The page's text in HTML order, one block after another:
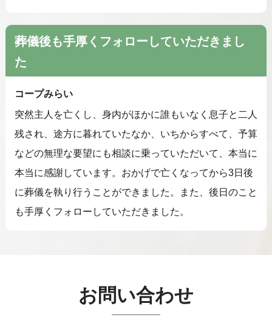
葬儀後も手厚くフォローしていただきまし
た
コープみらい
突然主人を亡くし、身内がほかに誰もいなく息子と二人
残され、途方に暮れていたなか、いちからすべて、予算
などの無理な要望にも相談に乗っていただいて、本当に
本当に感謝しています。おかげで亡くなってから3日後
に葬儀を執り行うことができました。また、後日のこと
も手厚くフォローしていただきました。
お問い合わせ